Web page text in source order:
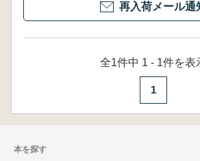
再入荷メール通
全1件中 1 - 1件を表
1
本を探す